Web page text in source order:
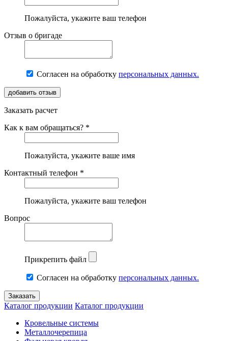
Пожалуйста, укажите ваш телефон
Отзыв о бригаде
Согласен на обработку персональных данных.
Заказать расчет
Как к вам обращаться? *
Пожалуйста, укажите ваше имя
Контактный телефон *
Пожалуйста, укажите ваш телефон
Вопрос
Прикрепить файл
Согласен на обработку персональных данных.
Каталог продукции Каталог продукции
Кровельные системы
Металлочерепица